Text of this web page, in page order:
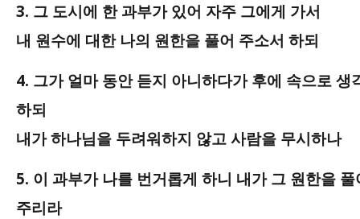
25일
3. 그 도시에 한 과부가 있어 자주 그에게 가서
내 원수에 대한 나의 원한을 풀어 주소서 하되
4. 그가 얼마 동안 듣지 아니하다가 후에 속으로 생
하되
내가 하나님을 두려워하지 않고 사람을 무시하나
5. 이 과부가 나를 번거롭게 하니 내가 그 원한을 풀
주리라